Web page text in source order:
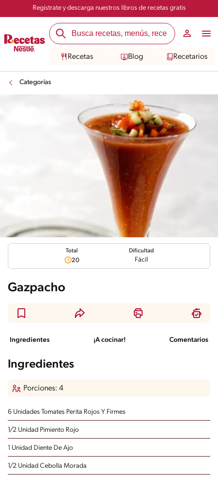
Registrate y descarga nuestros libros de recetas gratis
Recetas Blog Recetarios
Categorías
Total
20
Dificultad
Fácil
Gazpacho
Ingredientes ¡A cocinar! Comentarios
Ingredientes
Porciones: 4
6 Unidades Tomates Perita Rojos Y Firmes
1/2 Unidad Pimiento Rojo
1 Unidad Diente De Ajo
1/2 Unidad Cebolla Morada